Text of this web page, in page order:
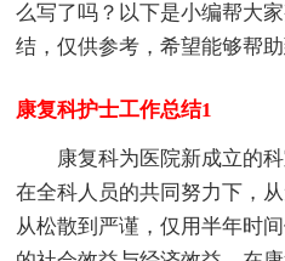
么写了吗？以下是小编帮大
结，仅供参考，希望能够帮助
康复科护士工作总结1
康复科为医院新成立的
在全科人员的共同努力下，
从松散到严谨，仅用半年时